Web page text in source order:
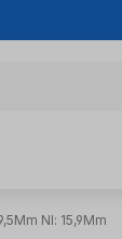
Nl: 15,9Mm